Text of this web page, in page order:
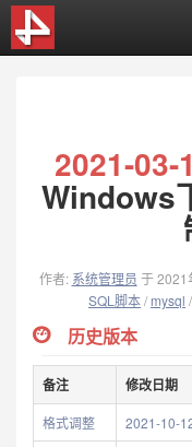
2021-03-
Windows
作者: 系统管理员 于 2021
SQL脚本/ mysql /
历史版本
备注 修改日期
格式调整 2021-10-